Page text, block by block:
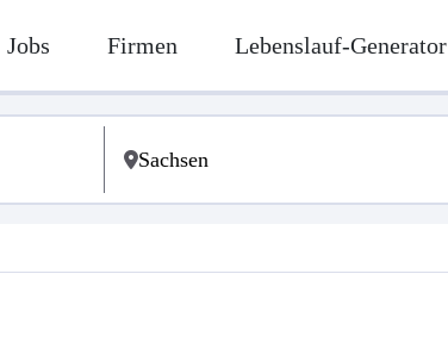
Jobs Firmen Lebenslauf-Generator